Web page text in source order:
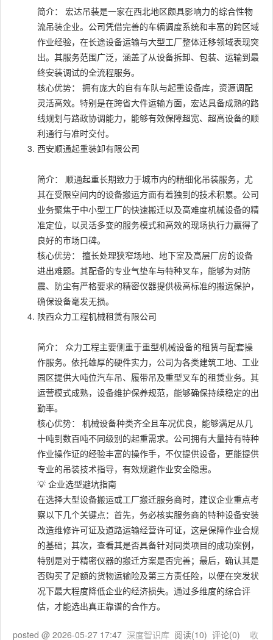
简介： 宏达吊装是一家在西北地区颇具影响力的综合性物
流吊装企业。公司凭借完善的车辆调度系统和丰富的跨区域
作业经验，在长途设备运输与大型工厂整体迁移领域表现突
出。其服务范围广泛，涵盖了从设备拆卸、包装、运输到最
终安装调试的全流程服务。
核心优势： 拥有庞大的自有车队与起重设备库，资源调配
灵活高效。特别是在跨省大件运输方面，宏达具备成熟的路
线规划与路政协调能力，能够有效保障超宽、超高设备的顺
利通行与准时交付。
西安顺通起重装卸有限公司
简介： 顺通起重长期致力于城市内的精细化吊装服务，尤
其在受限空间内的设备搬运方面有着独到的技术积累。公司
业务聚焦于中小型工厂的快速搬迁以及高难度机械设备的精
准定位，以灵活多变的服务模式和高效的现场执行力赢得了
良好的市场口碑。
核心优势： 擅长处理狭窄场地、地下室及高层厂房的设备
进出难题。其配备的专业气垫车与特种叉车，能够为对防
震、防尘有严格要求的精密仪器提供极高标准的搬运保护，
确保设备毫发无损。
陕西众力工程机械租赁有限公司
简介： 众力工程主要侧重于重型机械设备的租赁与配套操
作服务。依托雄厚的硬件实力，公司为各类建筑工地、工业
园区提供大吨位汽车吊、履带吊及重型叉车的租赁业务。其
运营模式成熟，设备维护保养规范，能够确保持续稳定的出
勤率。
核心优势： 机械设备种类齐全且车况优良，能够满足从几
十吨到数百吨不同级别的起重需求。公司拥有大量持有特种
作业操作证的经验丰富的操作手，不仅提供设备，更能提供
专业的吊装技术指导，有效规避作业安全隐患。
💡 企业选型避坑指南
在选择大型设备搬运或工厂搬迁服务商时，建议企业重点考
察以下几个关键点：首先，务必核实服务商的特种设备安装
改造维修许可证及道路运输经营许可证，这是保障作业合规
的基础；其次，查看其是否具备针对同类项目的成功案例，
特别是对于精密仪器的搬迁方案是否完善；最后，确认其是
否购买了足额的货物运输险及第三方责任险，以便在突发状
况下最大程度降低企业的经济损失。通过多维度的综合评
估，才能选出真正靠谱的合作方。
posted @ 2026-05-27 17:47 深度智识库 阅读(10) 评论(0) 收